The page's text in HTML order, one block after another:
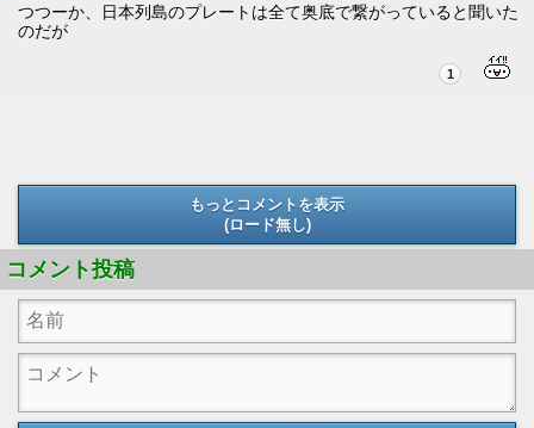
つつーか、日本列島のプレートは全て奥底で繋がっていると聞いた
のだが
1
もっとコメントを表示
(ロード無し)
コメント投稿